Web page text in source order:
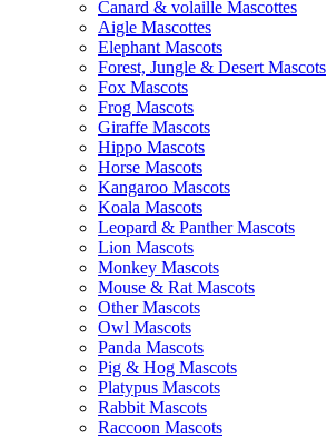
Canard & volaille Mascottes
Aigle Mascottes
Elephant Mascots
Forest, Jungle & Desert Mascots
Fox Mascots
Frog Mascots
Giraffe Mascots
Hippo Mascots
Horse Mascots
Kangaroo Mascots
Koala Mascots
Leopard & Panther Mascots
Lion Mascots
Monkey Mascots
Mouse & Rat Mascots
Other Mascots
Owl Mascots
Panda Mascots
Pig & Hog Mascots
Platypus Mascots
Rabbit Mascots
Raccoon Mascots